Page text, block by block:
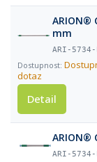
ARION®
mm
ARI-5734-
dotaz
Detail
ARION®
ARI-5734-